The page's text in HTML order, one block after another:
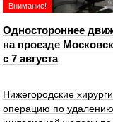
Внимание!
Одностороннее
на проезде
с 7 августа
Нижегородские
операцию по